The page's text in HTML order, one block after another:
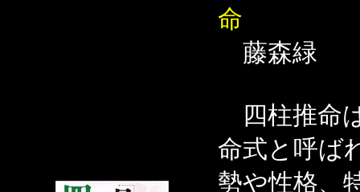
命
藤森緑
四柱推命
命式と呼ば
勢や性格、